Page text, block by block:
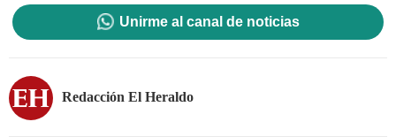
Unirme al canal de noticias
Redacción El Heraldo